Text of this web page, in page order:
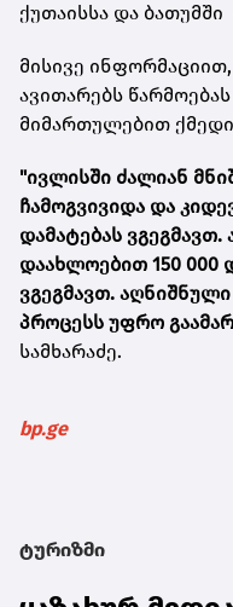
ქუთაისსა და
მისივე
ავითარებს
მიმართულებით
"ივლისში ძალიან
ჩამოგვივიდა და
დამატებას
დაახლოებით 150 000
ვგეგმავთ.
პროცესს უფრო
სამხარაძე.
bp.ge
ტურიზმი